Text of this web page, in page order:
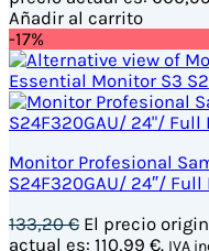
Añadir al carrito
-17%
Monitor Profesional
S24F320GAU/ 24″/ Full
133,20€ El precio
actual es: 110,99 €. IVA